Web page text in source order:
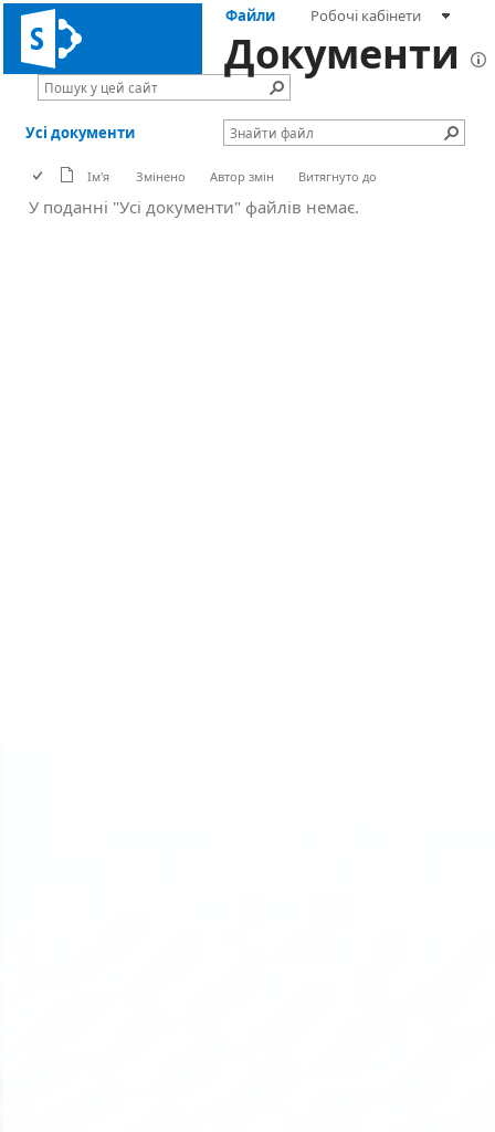
Файли Робочі кабінети
Документи
Усі документи
Ім'я Змінено Автор змін Витягнуто до
У поданні "Усі документи" файлів немає.